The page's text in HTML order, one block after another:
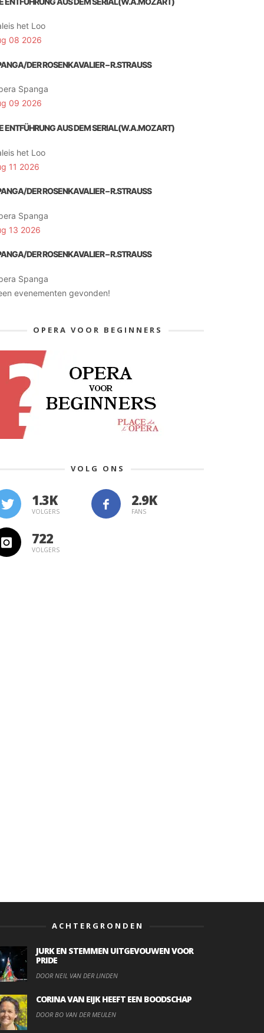
het Loo
08 2026
DER ROSENKAVALIER – R.STRAUSS
Spanga
09 2026
ENTFÜHRUNG AUS DEM SERIAL(W.A.MOZART)
het Loo
11 2026
DER ROSENKAVALIER – R.STRAUSS
Spanga
13 2026
DER ROSENKAVALIER – R.STRAUSS
Spanga
evenementen gevonden!
OPERA VOOR BEGINNERS
VOLG ONS
1.3K
VOLGERS FANS
722
VOLGERS
ACHTERGRONDEN
JURK EN STEMMEN UITGEVOUWEN VOOR
PRIDE
DOOR NEIL VAN DER LINDEN
CORINA VAN EIJK HEEFT EEN BOODSCHAP
DOOR BO VAN DER MEULEN